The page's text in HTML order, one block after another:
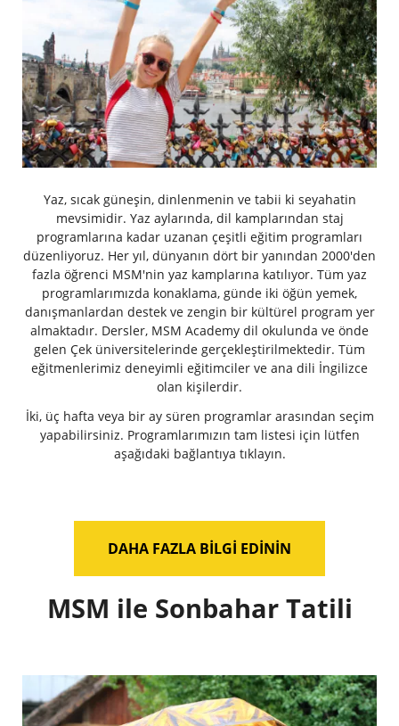
Yaz, sıcak güneşin, dinlenmenin ve tabii ki seyahatin
mevsimidir. Yaz aylarında, dil kamplarından staj
programlarına kadar uzanan çeşitli eğitim programları
düzenliyoruz. Her yıl, dünyanın dört bir yanından 2000'den
fazla öğrenci MSM'nin yaz kamplarına katılıyor. Tüm yaz
programlarımızda konaklama, günde iki öğün yemek,
danışmanlardan destek ve zengin bir kültürel program yer
almaktadır. Dersler, MSM Academy dil okulunda ve önde
gelen Çek üniversitelerinde gerçekleştirilmektedir. Tüm
eğitmenlerimiz deneyimli eğitimciler ve ana dili İngilizce
olan kişilerdir.
İki, üç hafta veya bir ay süren programlar arasından seçim
yapabilirsiniz. Programlarımızın tam listesi için lütfen
aşağıdaki bağlantıya tıklayın.
DAHA FAZLA BILGI EDININ
MSM ile Sonbahar Tatili